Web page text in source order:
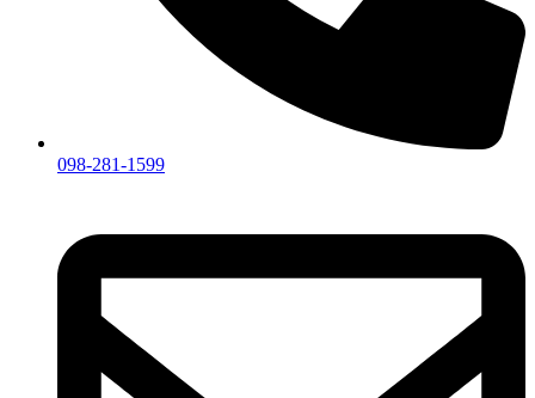
098-281-1599